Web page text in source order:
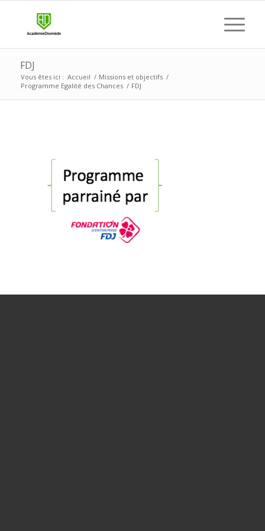
FDJ
Vous êtes ici : Accueil / Missions et objectifs /
Programme Egalité des Chances / FDJ